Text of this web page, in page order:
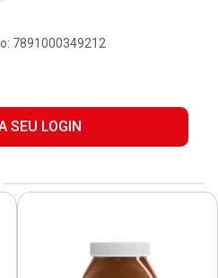
7891000349212
SEU LOGIN